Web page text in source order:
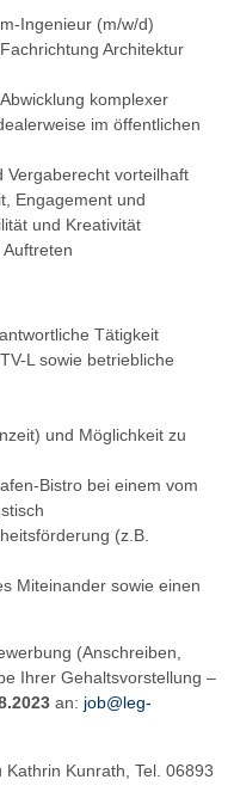
Ingenieur (m/w/d)
Architektur
komplexer
im öffentlichen
Vergaberecht vorteilhaft
Engagement und
und Kreativität
Tätigkeit
L sowie betriebliche
und Möglichkeit zu
Bistro bei einem vom
(z.B.
Miteinander sowie einen
(Anschreiben,
Ihrer Gehaltsvorstellung –
an: job@leg-
Kunrath, Tel. 06893